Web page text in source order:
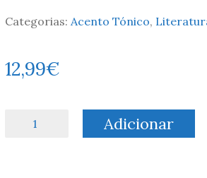
Categorias: Acento Tónico,
12,99€
Adicionar